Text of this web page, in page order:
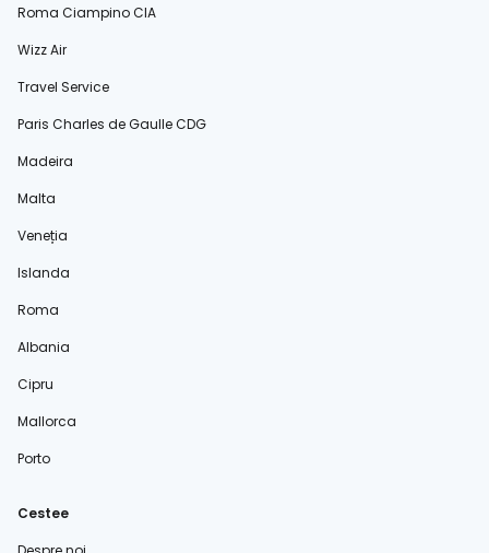
Roma Ciampino CIA
Wizz Air
Travel Service
Paris Charles de Gaulle CDG
Madeira
Malta
Veneția
Islanda
Roma
Albania
Cipru
Mallorca
Porto
Cestee